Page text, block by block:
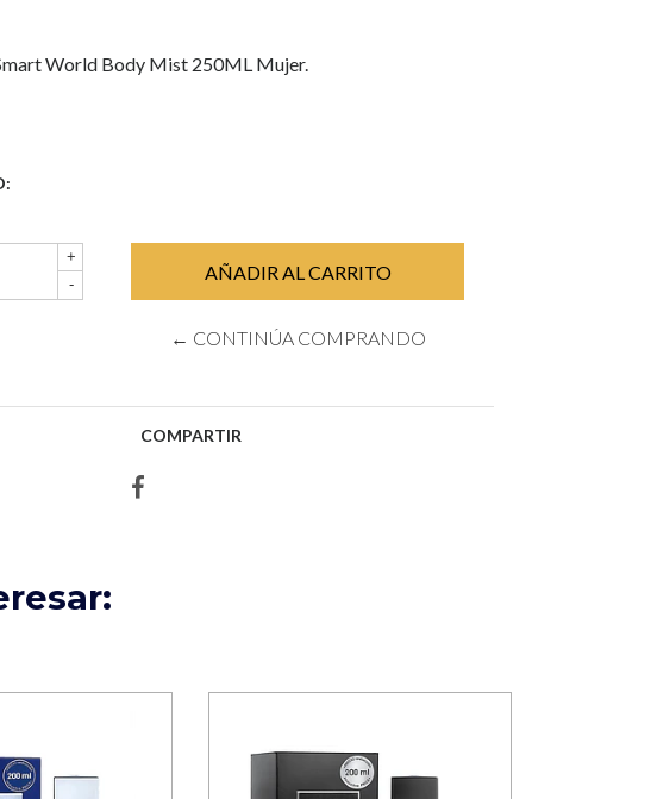
World Body Mist 250ML Mujer.
+
-
← CONTINÚA COMPRANDO
COMPARTIR